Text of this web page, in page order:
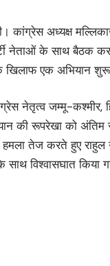
कांग्रेस अध्यक्ष
नेताओं के साथ बैठक
खिलाफ एक अभियान
नेतृत्व जम्मू-कश्मीर,
की रूपरेखा को अंतिम
तेज करते हुए राहुल
विश्वासघात किया